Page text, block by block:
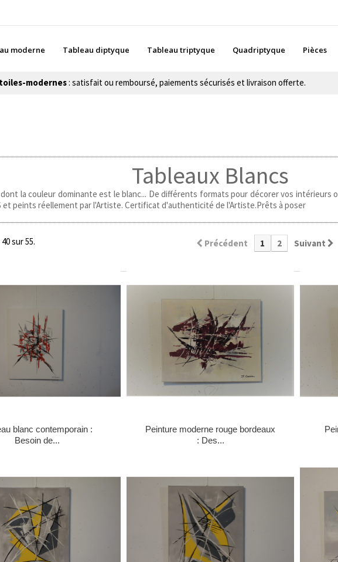
moderne Tableau diptyque Tableau triptyque Quadriptyque Pièces
toiles-modernes: satisfait ou remboursé, paiements sécurisés et livraison offerte.
Tableaux Blancs
dont la couleur dominante est le blanc... De différents formats pour décorer vos intérieurs
et peints réellement par l'Artiste. Certificat d'authenticité de l'Artiste.Prêts à poser
Précédent 1 2 Suivant
sur 55.
blanc contemporain :
Besoin de...
Peinture moderne rouge bordeaux
: Des...